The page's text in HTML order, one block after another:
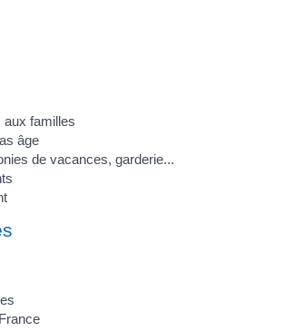
aux familles
âge
de vacances, garderie...